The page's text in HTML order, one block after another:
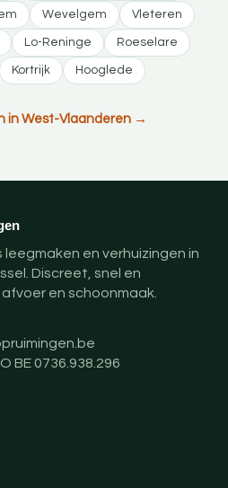
Wevelgem Vleteren
Lo-Reninge Roeselare
Kortrijk Hooglede
in West-Vlaanderen →
en verhuizingen in
Discreet, snel en
en schoonmaak.
BE 0736.938.296